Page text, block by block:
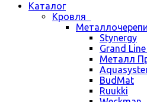
Каталог
Кровля
Stynergy
Grand
Металл
BudMat
Ruukki